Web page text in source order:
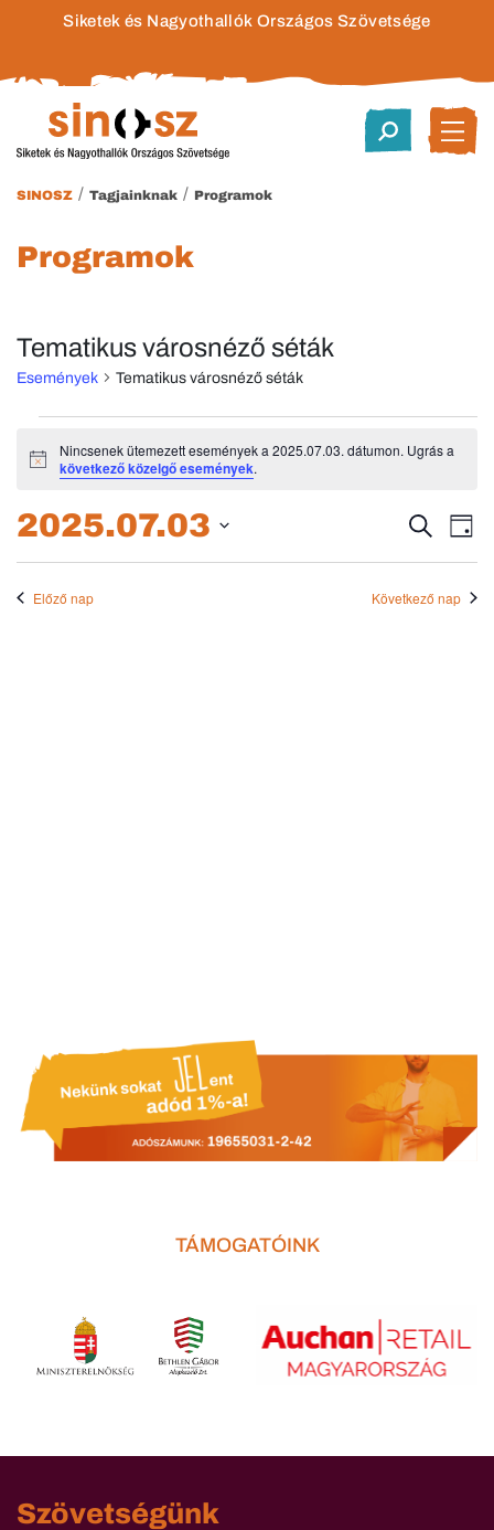
Siketek és Nagyothallók Országos Szövetsége
SINOSZ / Tagjainknak / Programok
Programok
Tematikus városnéző séták
Események Tematikus városnéző séták
Események
for
2025.07.03.
Notice
Nincsenek ütemezett események a 2025.07.03. dátumon. Ugrás a
következő közelgő események.
és
Keresett
kifejezés
Nap
2025.07.03
Előző nap
Következő nap
TÁMOGATÓINK
Szövetségünk